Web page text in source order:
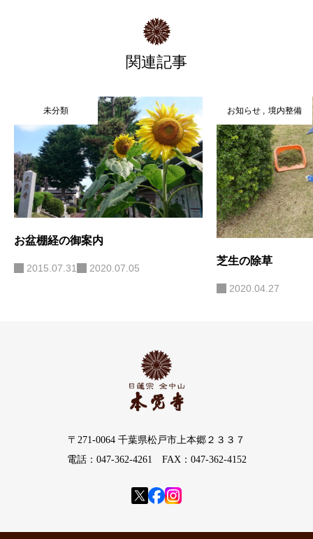
関連記事
未分類
お盆棚経の御案内
2015.07.31 2020.07.05
お知らせ 境内整備
芝生の除草
2020.04.27
〒271-0064 千葉県松戸市上本郷２３３７
電話：047-362-4261 FAX：047-362-4152